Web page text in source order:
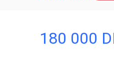
180 000